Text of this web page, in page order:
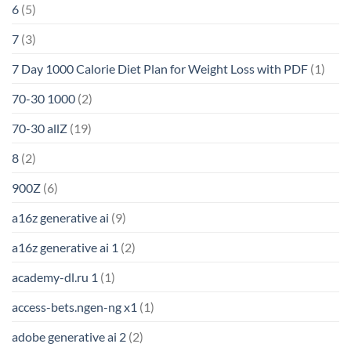
6 (5)
7 (3)
7 Day 1000 Calorie Diet Plan for Weight Loss with PDF (1)
70-30 1000 (2)
70-30 allZ (19)
8 (2)
900Z (6)
a16z generative ai (9)
a16z generative ai 1 (2)
academy-dl.ru 1 (1)
access-bets.ngen-ng x1 (1)
adobe generative ai 2 (2)